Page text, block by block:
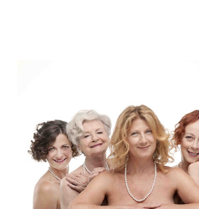
“Settembre dell’Accademia” dove si
consecutivo. Il pubblico milanese avrà il
giovani artisti della Baltic Sea Youth
volta. L’orchestra, fondata nel 2008 da
da un prestigioso consiglio di consulent...